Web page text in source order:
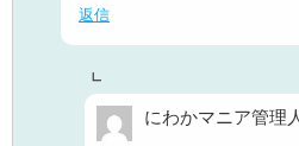
返信
にわかマニア管理